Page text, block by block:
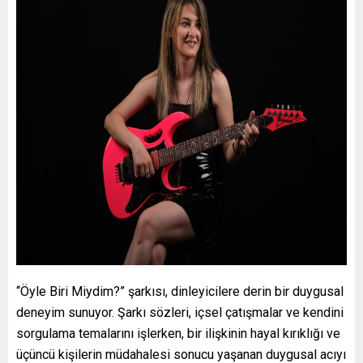
“Öyle Biri Miydim?” şarkısı, dinleyicilere derin bir duygusal
deneyim sunuyor. Şarkı sözleri, içsel çatışmalar ve kendini
sorgulama temalarını işlerken, bir ilişkinin hayal kırıklığı ve
üçüncü kişilerin müdahalesi sonucu yaşanan duygusal acıyı